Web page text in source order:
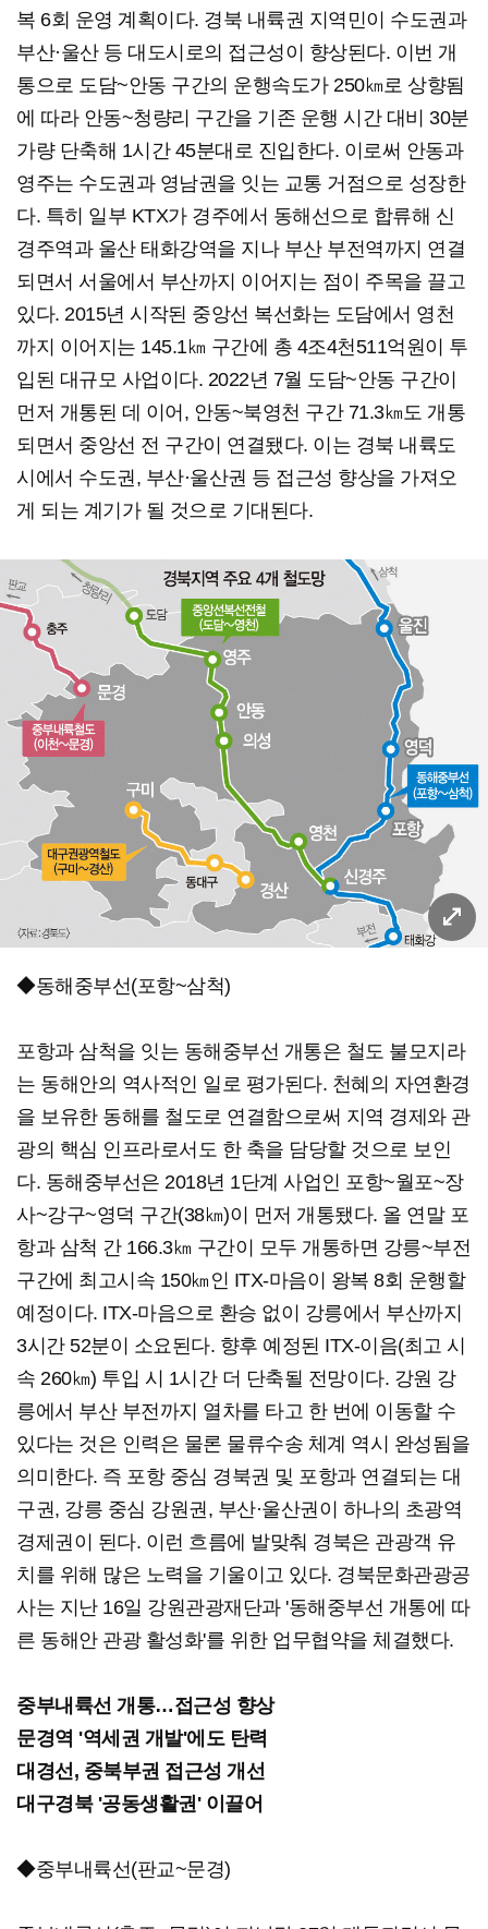
복 6회 운영 계획이다. 경북 내륙권 지역민이 수도권과
부산·울산 등 대도시로의 접근성이 향상된다. 이번 개
통으로 도담~안동 구간의 운행속도가 250㎞로 상향됨
에 따라 안동~청량리 구간을 기존 운행 시간 대비 30분
가량 단축해 1시간 45분대로 진입한다. 이로써 안동과
영주는 수도권과 영남권을 잇는 교통 거점으로 성장한
다. 특히 일부 KTX가 경주에서 동해선으로 합류해 신
경주역과 울산 태화강역을 지나 부산 부전역까지 연결
되면서 서울에서 부산까지 이어지는 점이 주목을 끌고
있다. 2015년 시작된 중앙선 복선화는 도담에서 영천
까지 이어지는 145.1㎞ 구간에 총 4조4천511억원이 투
입된 대규모 사업이다. 2022년 7월 도담~안동 구간이
먼저 개통된 데 이어, 안동~북영천 구간 71.3㎞도 개통
되면서 중앙선 전 구간이 연결됐다. 이는 경북 내륙도
시에서 수도권, 부산·울산권 등 접근성 향상을 가져오
게 되는 계기가 될 것으로 기대된다.
◆동해중부선(포항~삼척)
포항과 삼척을 잇는 동해중부선 개통은 철도 불모지라
는 동해안의 역사적인 일로 평가된다. 천혜의 자연환경
을 보유한 동해를 철도로 연결함으로써 지역 경제와 관
광의 핵심 인프라로서도 한 축을 담당할 것으로 보인
다. 동해중부선은 2018년 1단계 사업인 포항~월포~장
사~강구~영덕 구간(38㎞)이 먼저 개통됐다. 올 연말 포
항과 삼척 간 166.3㎞ 구간이 모두 개통하면 강릉~부전
구간에 최고시속 150㎞인 ITX-마음이 왕복 8회 운행할
예정이다. ITX-마음으로 환승 없이 강릉에서 부산까지
3시간 52분이 소요된다. 향후 예정된 ITX-이음(최고 시
속 260㎞) 투입 시 1시간 더 단축될 전망이다. 강원 강
릉에서 부산 부전까지 열차를 타고 한 번에 이동할 수
있다는 것은 인력은 물론 물류수송 체계 역시 완성됨을
의미한다. 즉 포항 중심 경북권 및 포항과 연결되는 대
구권, 강릉 중심 강원권, 부산·울산권이 하나의 초광역
경제권이 된다. 이런 흐름에 발맞춰 경북은 관광객 유
치를 위해 많은 노력을 기울이고 있다. 경북문화관광공
사는 지난 16일 강원관광재단과 '동해중부선 개통에 따
른 동해안 관광 활성화'를 위한 업무협약을 체결했다.
중부내륙선 개통…접근성 향상
문경역 '역세권 개발'에도 탄력
대경선, 중북부권 접근성 개선
대구경북 '공동생활권' 이끌어
◆중부내륙선(판교~문경)